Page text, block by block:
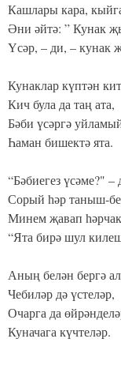
Кашлары кара,
Әни әйтә: ” Кунак
Үсәр, – ди, – кунак
Кунаклар күптән
Кич була да таң ата,
Бәби үсәргә
Һаман бишектә ята.
“Бәбиегез үсәме?" –
Сорый һәр таныш-
Минем җавап һәрчак
“Ята бирә шул
Аның белән бергә
Чебиләр дә үстеләр,
Очарга да
Куначага күчтеләр.